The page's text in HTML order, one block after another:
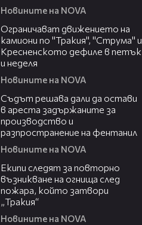
Новините на NOVA
Ограничават движението на
камиони по "Тракия", "Струма" и
Кресненското дефиле в петък
и неделя
Новините на NOVA
Съдът решава дали да остави
в ареста задържаните за
производство и
разпространение на фентанил
Новините на NOVA
Екипи следят за повторно
възникване на огнища след
пожара, който затвори
„Тракия“
Новините на NOVA